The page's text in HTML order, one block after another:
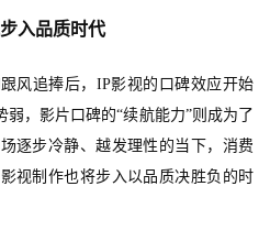
入品质时代
风追捧后， IP影视的口碑效应开始
，影片口碑的“续航能力”则成为了
逐步冷静、越发理性的当下，消费
视制作也将步入以品质决胜负的时